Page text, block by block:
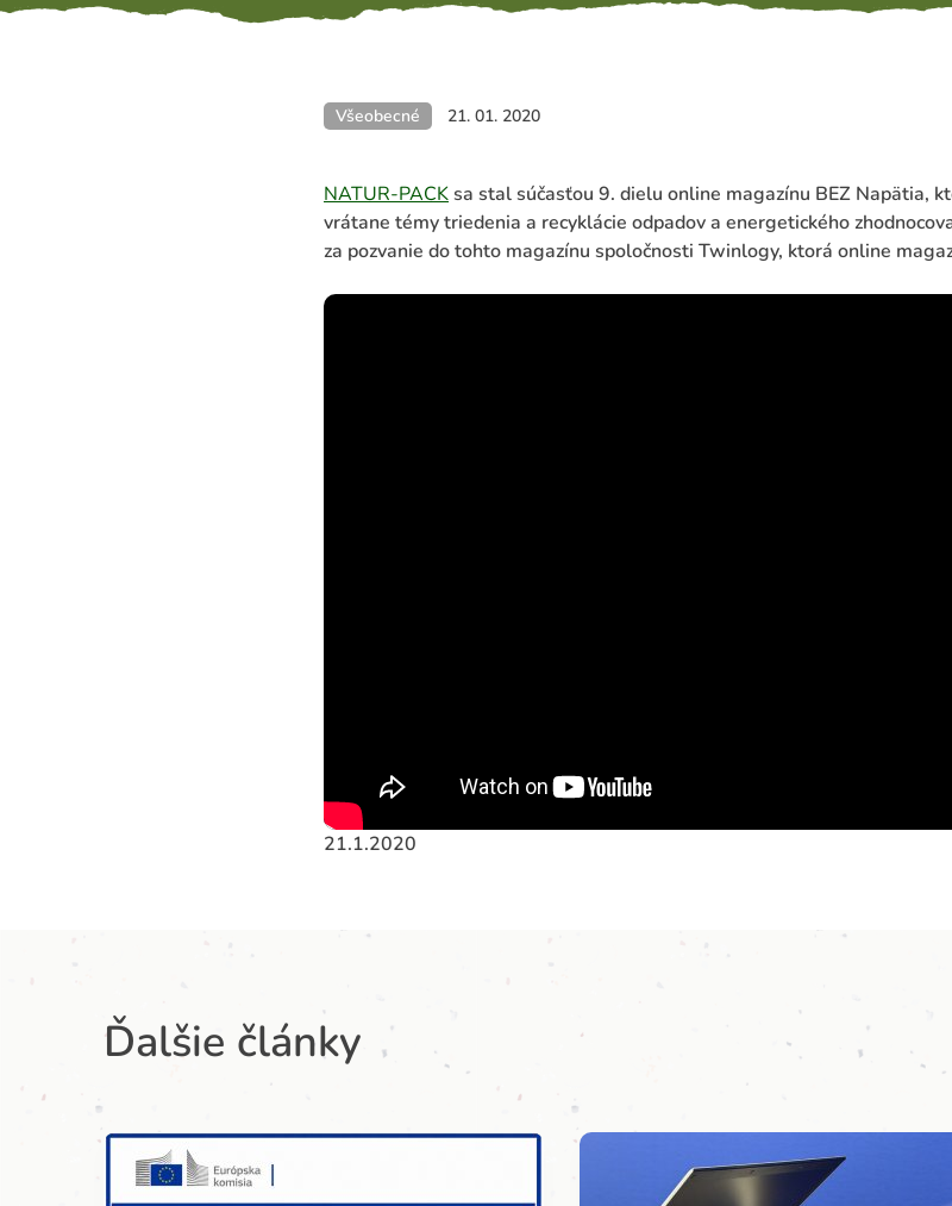
Všeobecné 21. 01. 2020
NATUR-PACKsa stal súčasťou 9. dielu online magazínu BEZ Napätia,
vrátane témy triedenia a recyklácie odpadov a energetického
za pozvanie do tohto magazínu spoločnosti Twinlogy, ktorá online
21.1.2020
Ďalšie články